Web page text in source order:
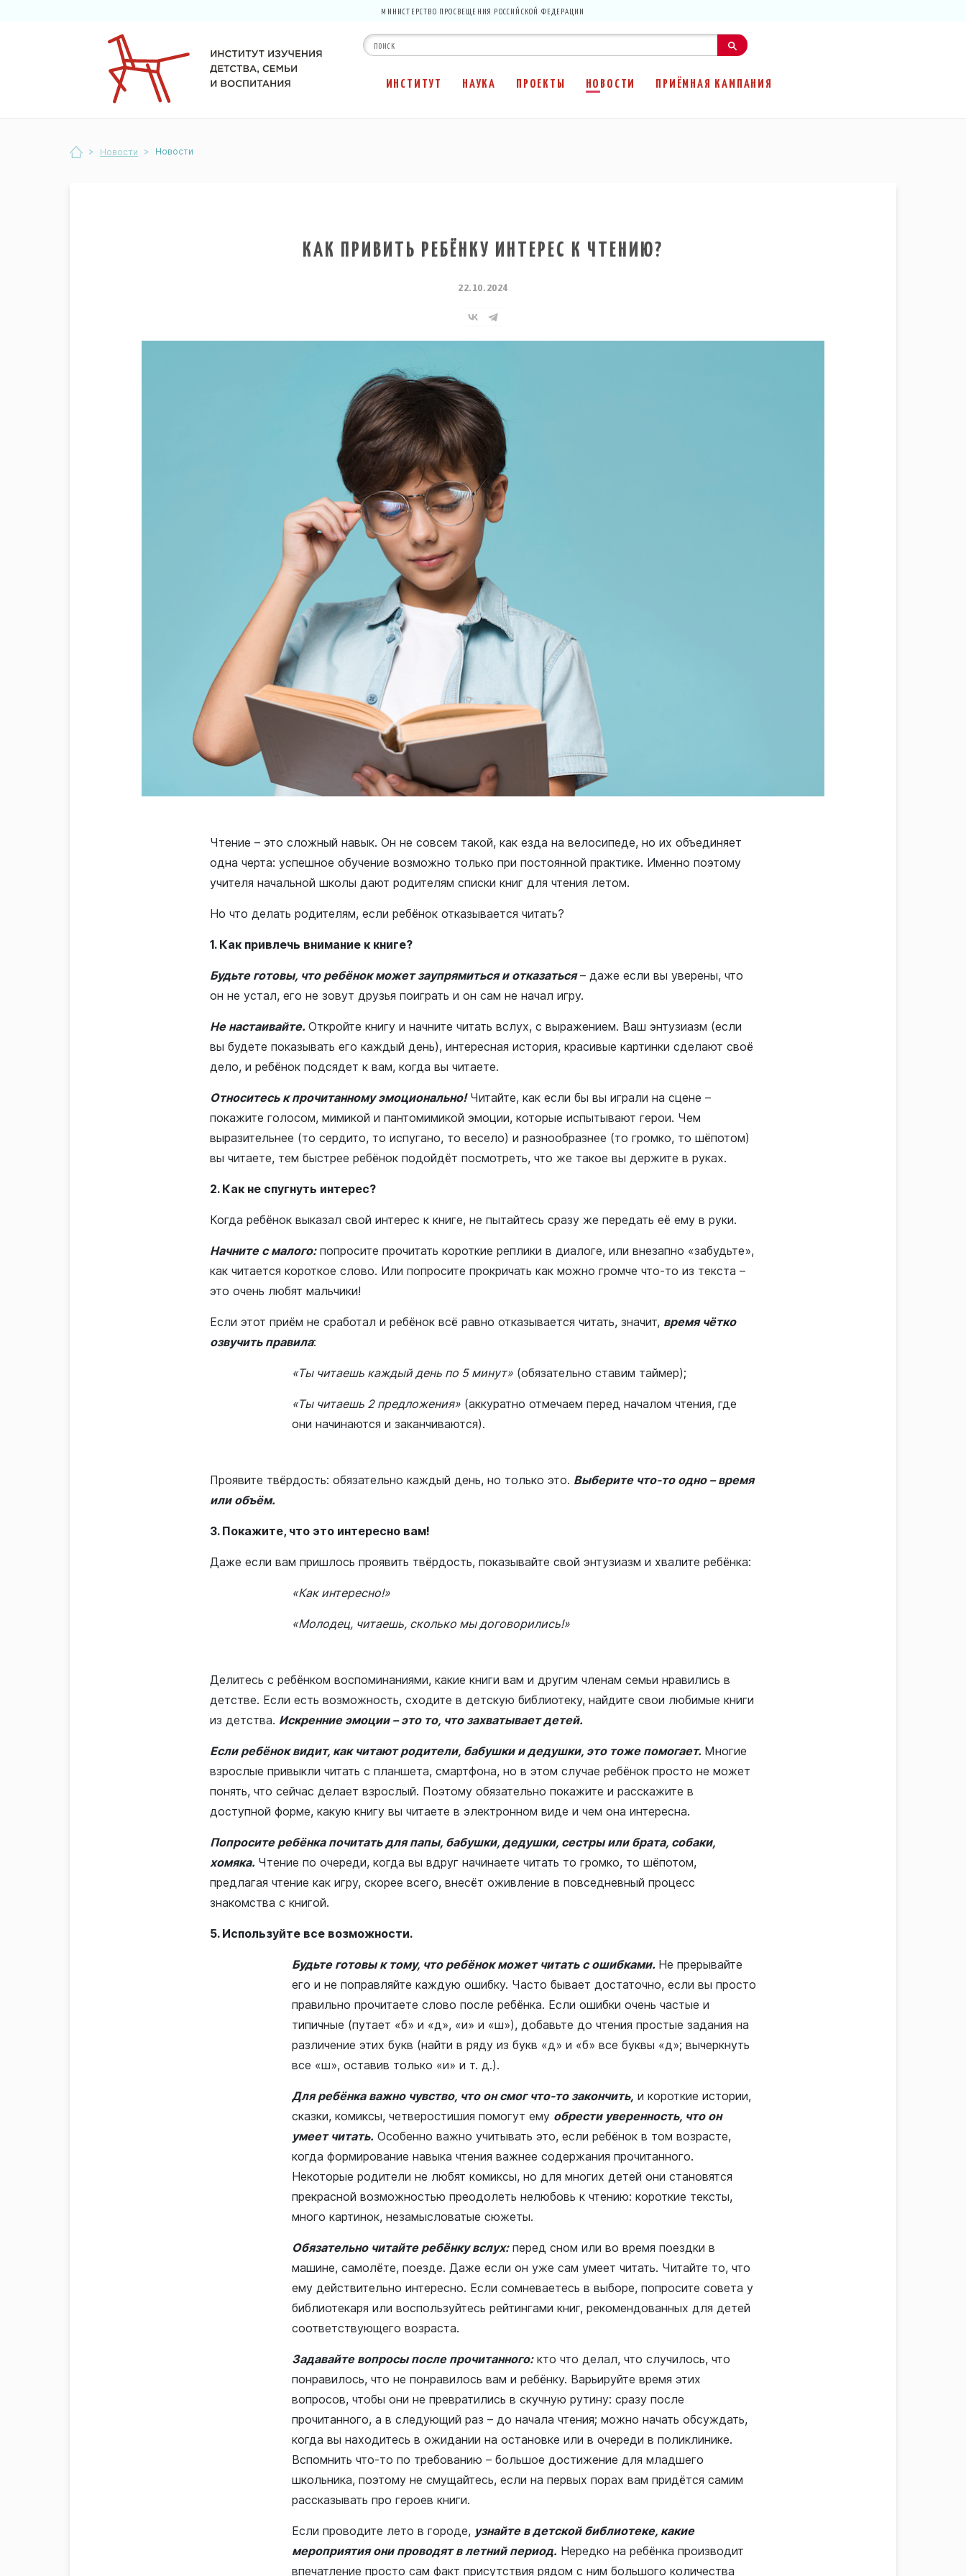
МИНИСТЕРСТВО ПРОСВЕЩЕНИЯ РОССИЙСКОЙ ФЕДЕРАЦИИ
ИНСТИТУТ НАУКА ПРОЕКТЫ НОВОСТИ ПРИЁМНАЯ КАМПАНИЯ
> Новости > Новости
КАК ПРИВИТЬ РЕБЁНКУ ИНТЕРЕС К ЧТЕНИЮ?
22.10.2024
Чтение – это сложный навык. Он не совсем такой, как езда на велосипеде, но их объединяет
одна черта: успешное обучение возможно только при постоянной практике. Именно поэтому
учителя начальной школы дают родителям списки книг для чтения летом.
Но что делать родителям, если ребёнок отказывается читать?
1. Как привлечь внимание к книге?
Будьте готовы, что ребёнок может заупрямиться и отказаться– даже если вы уверены, что
он не устал, его не зовут друзья поиграть и он сам не начал игру.
Не настаивайте. Откройте книгу и начните читать вслух, с выражением. Ваш энтузиазм (если
вы будете показывать его каждый день), интересная история, красивые картинки сделают своё
дело, и ребёнок подсядет к вам, когда вы читаете.
Относитесь к прочитанному эмоционально!Читайте, как если бы вы играли на сцене –
покажите голосом, мимикой и пантомимикой эмоции, которые испытывают герои. Чем
выразительнее (то сердито, то испугано, то весело) и разнообразнее (то громко, то шёпотом)
вы читаете, тем быстрее ребёнок подойдёт посмотреть, что же такое вы держите в руках.
2. Как не спугнуть интерес?
Когда ребёнок выказал свой интерес к книге, не пытайтесь сразу же передать её ему в руки.
Начните с малого:попросите прочитать короткие реплики в диалоге, или внезапно «забудьте»,
как читается короткое слово. Или попросите прокричать как можно громче что-то из текста –
это очень любят мальчики!
Если этот приём не сработал и ребёнок всё равно отказывается читать, значит, время чётко
озвучить правила:
«Ты читаешь каждый день по 5 минут» (обязательно ставим таймер);
«Ты читаешь 2 предложения» (аккуратно отмечаем перед началом чтения, где
они начинаются и заканчиваются).
Проявите твёрдость: обязательно каждый день, но только это. Выберите что-то одно – время
или объём.
3. Покажите, что это интересно вам!
Даже если вам пришлось проявить твёрдость, показывайте свой энтузиазм и хвалите ребёнка:
«Как интересно!»
«Молодец, читаешь, сколько мы договорились!»
Делитесь с ребёнком воспоминаниями, какие книги вам и другим членам семьи нравились в
детстве. Если есть возможность, сходите в детскую библиотеку, найдите свои любимые книги
из детства. Искренние эмоции – это то, что захватывает детей.
Если ребёнок видит, как читают родители, бабушки и дедушки, это тоже помогает. Многие
взрослые привыкли читать с планшета, смартфона, но в этом случае ребёнок просто не может
понять, что сейчас делает взрослый. Поэтому обязательно покажите и расскажите в
доступной форме, какую книгу вы читаете в электронном виде и чем она интересна.
Попросите ребёнка почитать для папы, бабушки, дедушки, сестры или брата, собаки,
хомяка. Чтение по очереди, когда вы вдруг начинаете читать то громко, то шёпотом,
предлагая чтение как игру, скорее всего, внесёт оживление в повседневный процесс
знакомства с книгой.
5. Используйте все возможности.
Будьте готовы к тому, что ребёнок может читать с ошибками. Не прерывайте
его и не поправляйте каждую ошибку. Часто бывает достаточно, если вы просто
правильно прочитаете слово после ребёнка. Если ошибки очень частые и
типичные (путает «б» и «д», «и» и «ш»), добавьте до чтения простые задания на
различение этих букв (найти в ряду из букв «д» и «б» все буквы «д»; вычеркнуть
все «ш», оставив только «и» и т. д.).
Для ребёнка важно чувство, что он смог что-то закончить, и короткие истории,
сказки, комиксы, четверостишия помогут ему обрести уверенность, что он
умеет читать. Особенно важно учитывать это, если ребёнок в том возрасте,
когда формирование навыка чтения важнее содержания прочитанного.
Некоторые родители не любят комиксы, но для многих детей они становятся
прекрасной возможностью преодолеть нелюбовь к чтению: короткие тексты,
много картинок, незамысловатые сюжеты.
Обязательно читайте ребёнку вслух:перед сном или во время поездки в
машине, самолёте, поезде. Даже если он уже сам умеет читать. Читайте то, что
ему действительно интересно. Если сомневаетесь в выборе, попросите совета у
библиотекаря или воспользуйтесь рейтингами книг, рекомендованных для детей
соответствующего возраста.
Задавайте вопросы после прочитанного:кто что делал, что случилось, что
понравилось, что не понравилось вам и ребёнку. Варьируйте время этих
вопросов, чтобы они не превратились в скучную рутину: сразу после
прочитанного, а в следующий раз – до начала чтения; можно начать обсуждать,
когда вы находитесь в ожидании на остановке или в очереди в поликлинике.
Вспомнить что-то по требованию – большое достижение для младшего
школьника, поэтому не смущайтесь, если на первых порах вам придётся самим
рассказывать про героев книги.
Если проводите лето в городе, узнайте в детской библиотеке, какие
мероприятия они проводят в летний период. Нередко на ребёнка производит
впечатление просто сам факт присутствия рядом с ним большого количества